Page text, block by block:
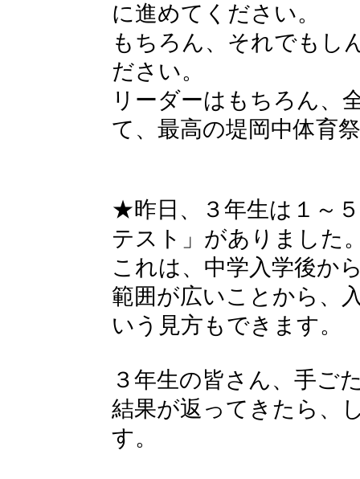
に進めてください。
もちろん、それでもし
ださい。
リーダーはもちろん、
て、最高の堤岡中体育
★昨日、３年生は１～
テスト」がありました
これは、中学入学後か
範囲が広いことから、
いう見方もできます。
３年生の皆さん、手ご
結果が返ってきたら、
す。